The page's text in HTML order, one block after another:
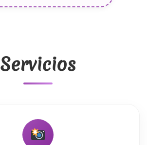
Servicios